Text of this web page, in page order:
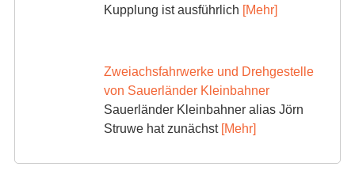
Kupplung ist ausführlich [Mehr]
Zweiachsfahrwerke und Drehgestelle
von Sauerländer Kleinbahner
Sauerländer Kleinbahner alias Jörn
Struwe hat zunächst [Mehr]